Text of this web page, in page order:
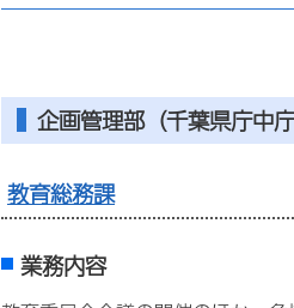
企画管理部（千葉県庁中庁
教育総務課
業務内容